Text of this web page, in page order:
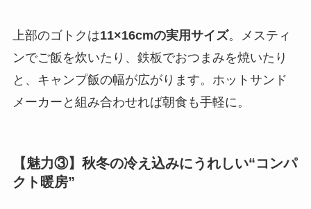
上部のゴトクは11×16cmの実用サイズ。メスティ
ンでご飯を炊いたり、鉄板でおつまみを焼いたり
と、キャンプ飯の幅が広がります。ホットサンド
メーカーと組み合わせれば朝食も手軽に。
【魅力③】秋冬の冷え込みにうれしい“コンパ
クト暖房”